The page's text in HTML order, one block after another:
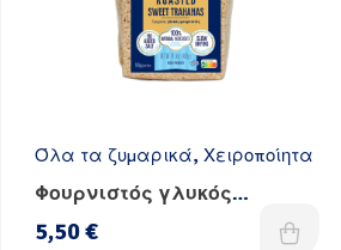
Όλα τα ζυμαρικά, Χειροποίητα
Φουρνιστός γλυκός
τραχανάς – Χειροποίητος
5,50€